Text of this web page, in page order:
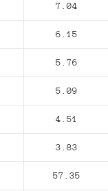
7.04
6.15
5.76
5.09
4.51
3.83
57.35